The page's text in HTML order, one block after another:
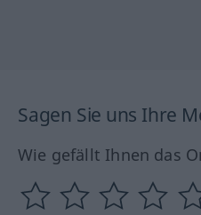
Sagen Sie uns Ihre
Wie gefällt Ihnen das